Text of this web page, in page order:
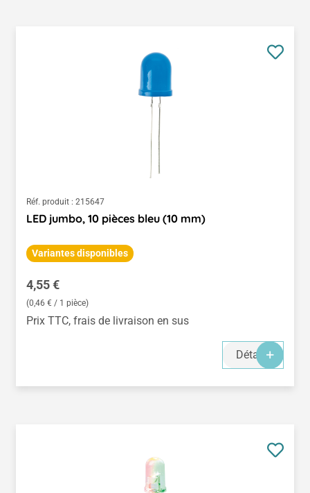
Réf. produit : 215647
LED jumbo, 10 pièces bleu (10 mm)
Variantes disponibles
Prix régulier :
4,55 €
(0,46 € / 1 pièce)
Prix TTC, frais de livraison en sus
Détails